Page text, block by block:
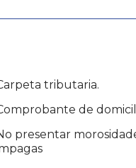
tributaria.
de
presentar